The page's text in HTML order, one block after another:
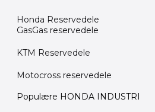
Honda Reservedele
GasGas reservedele
KTM Reservedele
Motocross reservedele
Populære HONDA INDUSTRI